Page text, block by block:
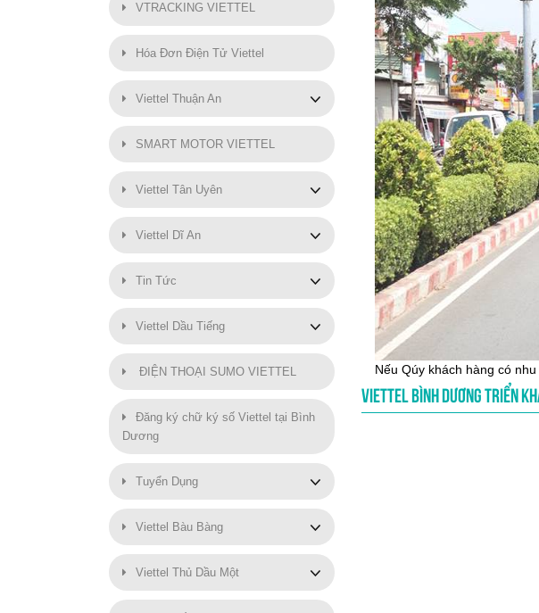
VTRACKING VIETTEL
Hóa Đơn Điện Tử Viettel
Viettel Thuận An
SMART MOTOR VIETTEL
Viettel Tân Uyên
Viettel Dĩ An
Tin Tức
Viettel Dầu Tiếng
ĐIỆN THOẠI SUMO VIETTEL
Đăng ký chữ ký số Viettel tại Bình
Dương
Tuyển Dụng
Viettel Bàu Bàng
Viettel Thủ Dầu Một
Nếu Qúy khách hàng có
VIETTEL BÌNH DƯƠNG TRIỂN